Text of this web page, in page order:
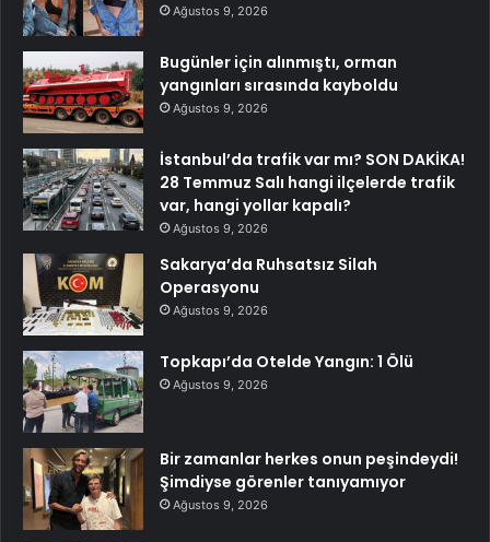
Ağustos 9, 2026
Bugünler için alınmıştı, orman
yangınları sırasında kayboldu
Ağustos 9, 2026
İstanbul’da trafik var mı? SON DAKİKA!
28 Temmuz Salı hangi ilçelerde trafik
var, hangi yollar kapalı?
Ağustos 9, 2026
Sakarya’da Ruhsatsız Silah
Operasyonu
Ağustos 9, 2026
Topkapı’da Otelde Yangın: 1 Ölü
Ağustos 9, 2026
Bir zamanlar herkes onun peşindeydi!
Şimdiyse görenler tanıyamıyor
Ağustos 9, 2026